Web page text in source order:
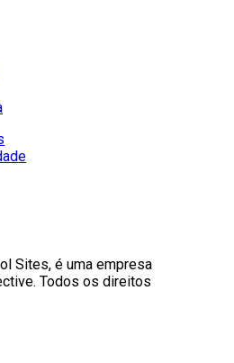
Sites, é uma empresa
Todos os direitos